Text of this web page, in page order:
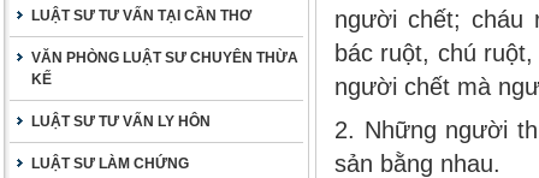
LUẬT SƯ TƯ VẤN TẠI CẦN THƠ
VĂN PHÒNG LUẬT SƯ CHUYÊN THỪA
KẾ
LUẬT SƯ TƯ VẤN LY HÔN
LUẬT SƯ LÀM CHỨNG
người chết; cháu
bác ruột, chú
người chết mà
2. Những người
sản bằng nhau.